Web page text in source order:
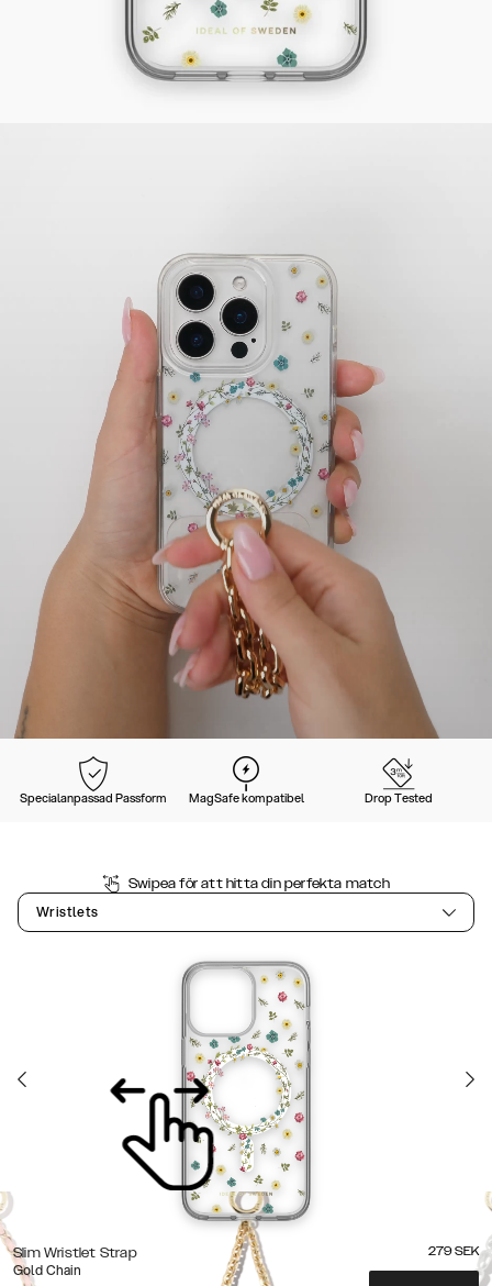
Specialanpassad Passform MagSafe kompatibel Drop Tested
Swipea för att hitta din perfekta match
Wristlets
Slim Wristlet Strap
Gold Chain
279 SEK